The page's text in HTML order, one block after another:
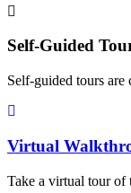
Self-Guided
Self-guided tours
Virtual
Take a virtual tour of